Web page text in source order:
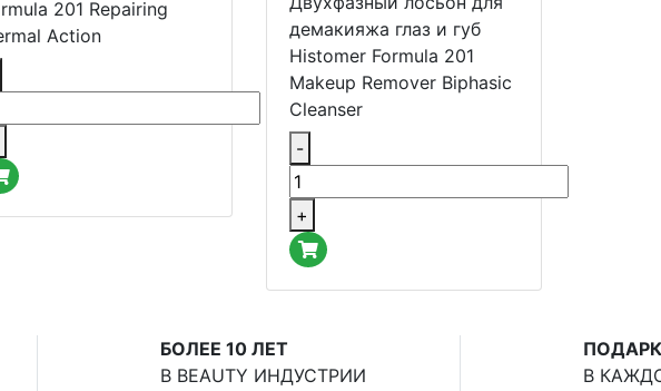
201 Repairing
Action
демакияжа глаз и губ
Histomer Formula 201
Makeup Remover Biphasic
Cleanser
-
+
БОЛЕЕ 10 ЛЕТ
В BEAUTY ИНДУСТРИИ
В